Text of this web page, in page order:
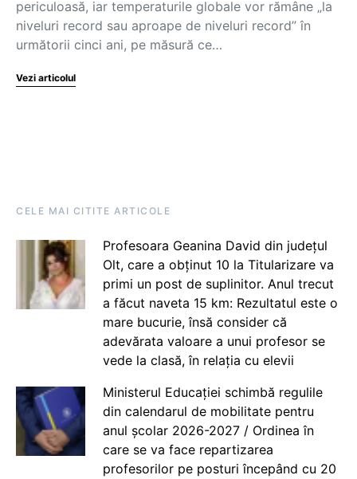
periculoasă, iar temperaturile globale vor rămâne „la
niveluri record sau aproape de niveluri record” în
următorii cinci ani, pe măsură ce…
Vezi articolul
CELE MAI CITITE ARTICOLE
Profesoara Geanina David din județul
Olt, care a obținut 10 la Titularizare va
primi un post de suplinitor. Anul trecut
a făcut naveta 15 km: Rezultatul este o
mare bucurie, însă consider că
adevărata valoare a unui profesor se
vede la clasă, în relația cu elevii
Ministerul Educației schimbă regulile
din calendarul de mobilitate pentru
anul școlar 2026-2027 / Ordinea în
care se va face repartizarea
profesorilor pe posturi începând cu 20